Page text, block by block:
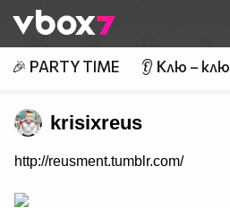
👾
🎉 PARTY TIME 👂 Клю – клю
krisixreus
http://reusment.tumblr.com/